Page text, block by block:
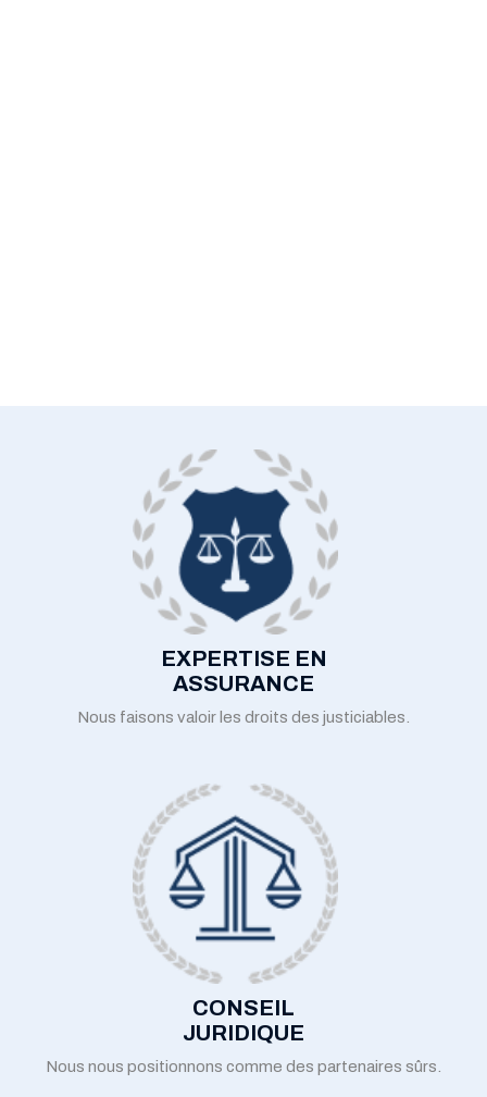
EXPERTISE EN
ASSURANCE
Nous faisons valoir les droits des justiciables.
CONSEIL
JURIDIQUE
Nous nous positionnons comme des partenaires sûrs.